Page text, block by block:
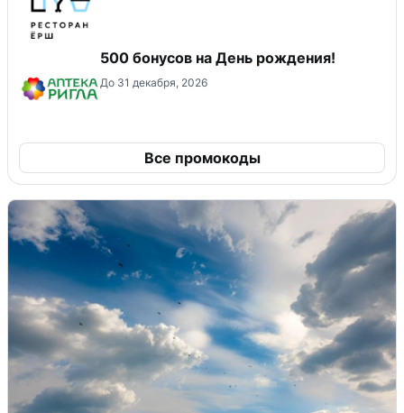
500 бонусов на День рождения!
До 31 декабря, 2026
Все промокоды